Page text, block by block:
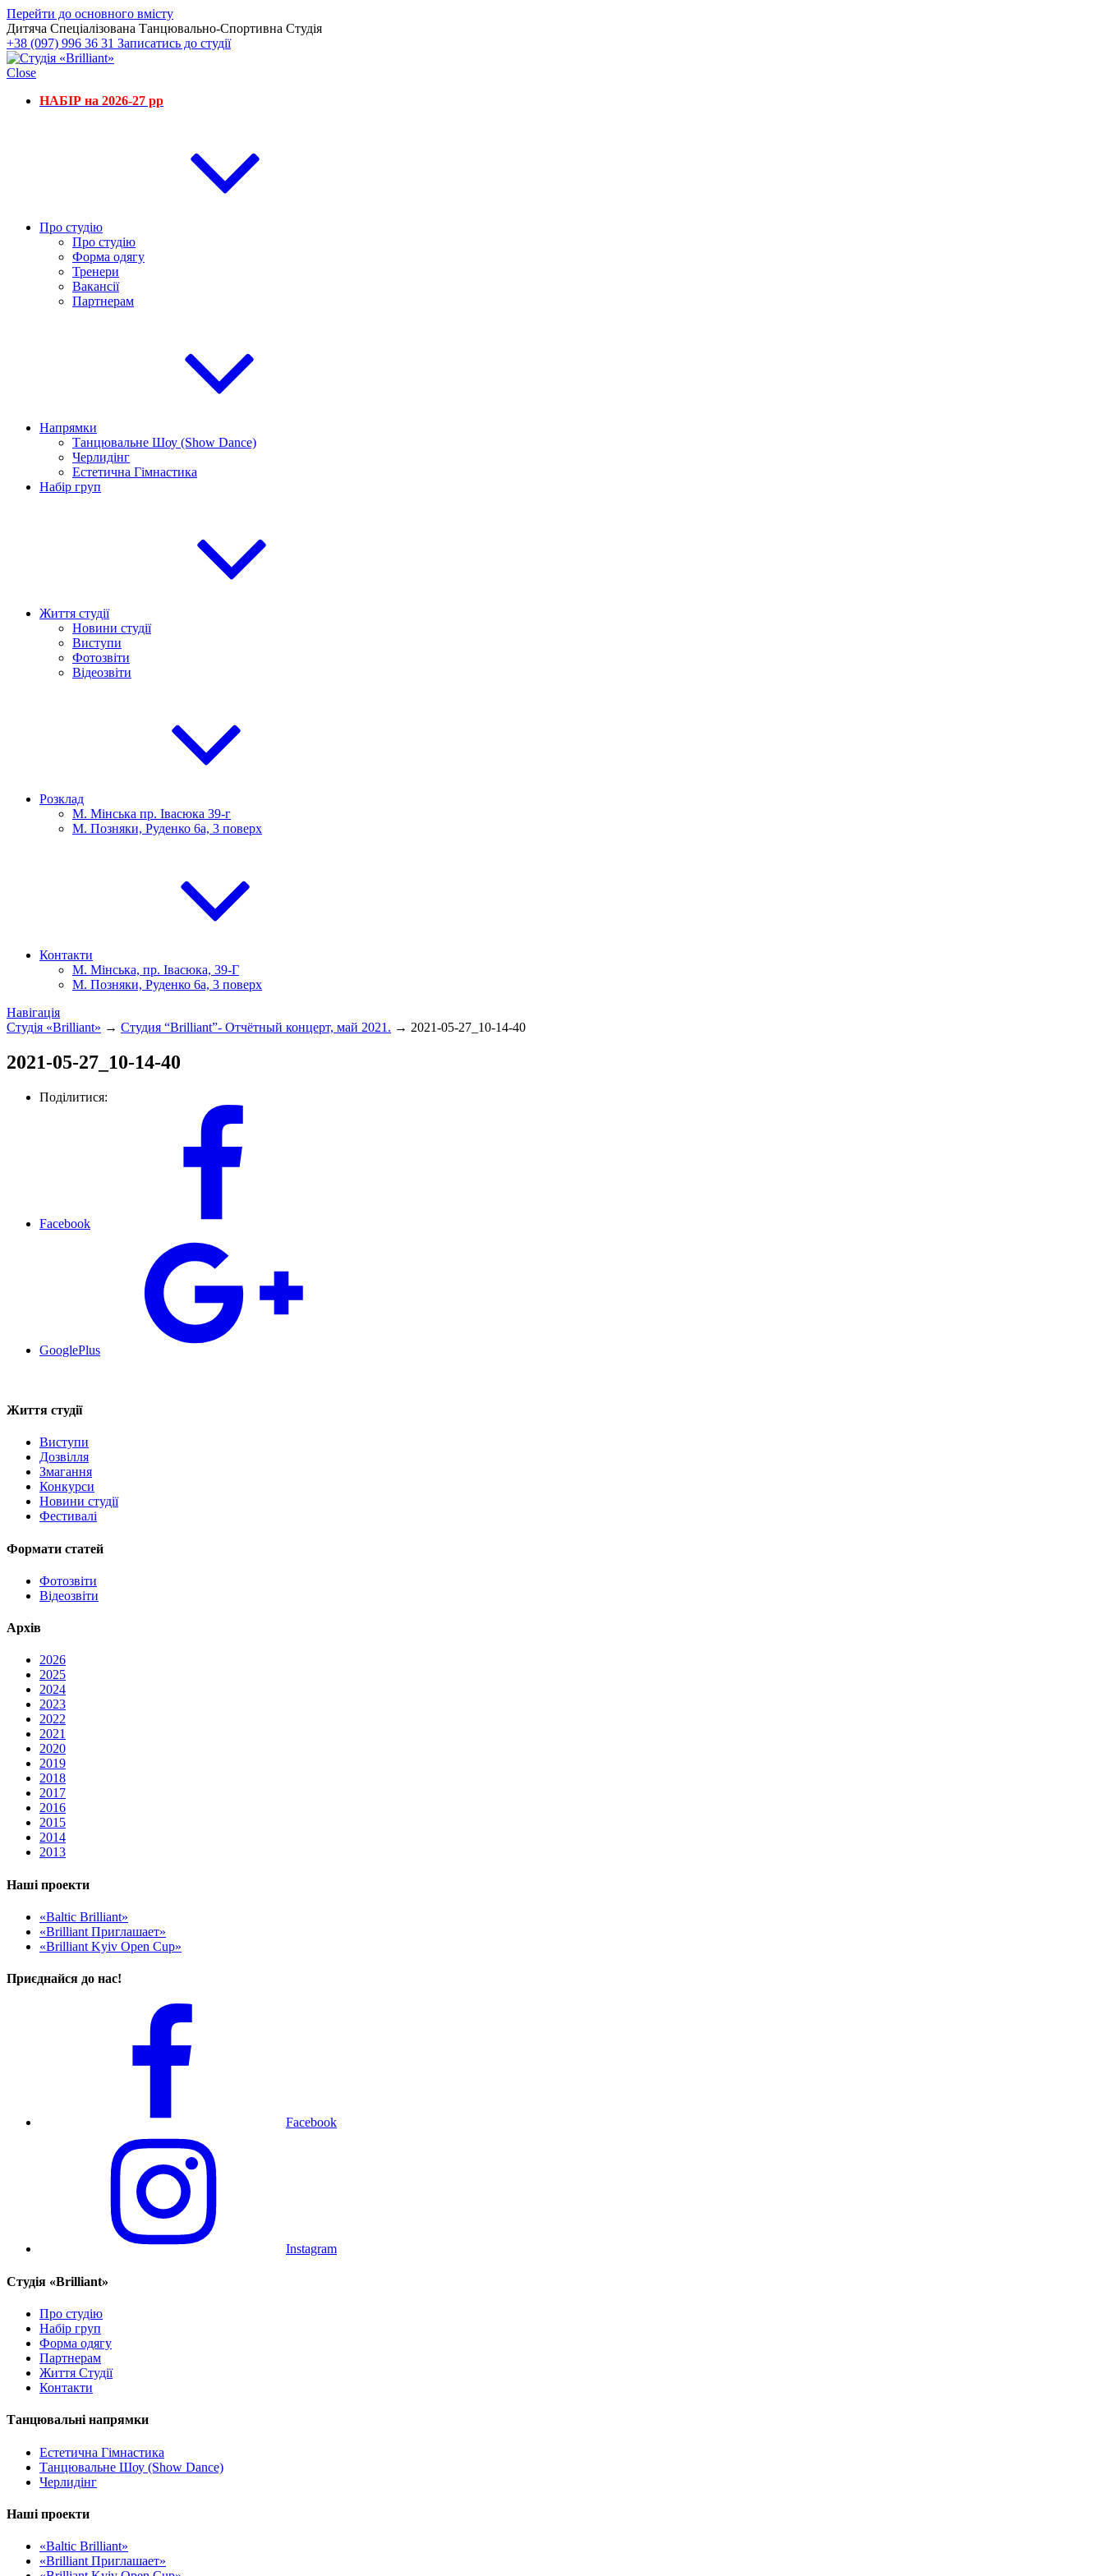
Перейти до основного вмісту
Дитяча Спеціалізована Танцювально-Спортивна Студія
+38 (097) 996 36 31 Записатись до студії
Close
НАБІР на 2026-27 рр
Про студію
Про студію
Форма одягу
Тренери
Вакансії
Партнерам
Напрямки
Танцювальне Шоу (Show Dance)
Черлидінг
Естетична Гімнастика
Набір груп
Життя студії
Новини студії
Виступи
Фотозвіти
Відеозвіти
Розклад
М. Мінська пр. Івасюка 39-г
М. Позняки, Руденко 6а, 3 поверх
Контакти
М. Мінська, пр. Івасюка, 39-Г
М. Позняки, Руденко 6а, 3 поверх
Навігація
Студія «Brilliant» → Студия “Brilliant”- Отчётный концерт, май 2021. → 2021-05-27_10-14-40
2021-05-27_10-14-40
Поділитися:
Facebook
GooglePlus
Життя студії
Виступи
Дозвілля
Змагання
Конкурси
Новини студії
Фестивалі
Формати статей
Фотозвіти
Відеозвіти
Архів
2026
2025
2024
2023
2022
2021
2020
2019
2018
2017
2016
2015
2014
2013
Наші проекти
«Baltic Brilliant»
«Brilliant Приглашает»
«Brilliant Kyiv Open Cup»
Приєднайся до нас!
Facebook
Instagram
Cтудія «Brilliant»
Про студію
Набір груп
Форма одягу
Партнерам
Життя Студії
Контакти
Танцювальні напрямки
Естетична Гімнастика
Танцювальне Шоу (Show Dance)
Черлидінг
Наші проекти
«Baltic Brilliant»
«Brilliant Приглашает»